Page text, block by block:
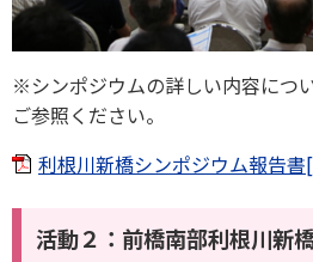
※シンポジウムの詳しい内容につ
ご参照ください。
利根川新橋シンポジウム報告
活動２： 前橋南部利根川新